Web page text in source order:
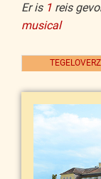
Er is 1 reis
musical